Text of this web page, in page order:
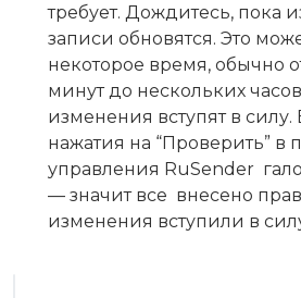
требует. Дождитесь, пока
записи обновятся. Это
некоторое время, обычно
минут до нескольких
изменения вступят в силу.
нажатия на “Проверить” в
управления RuSender
— значит все внесено
изменения вступили в